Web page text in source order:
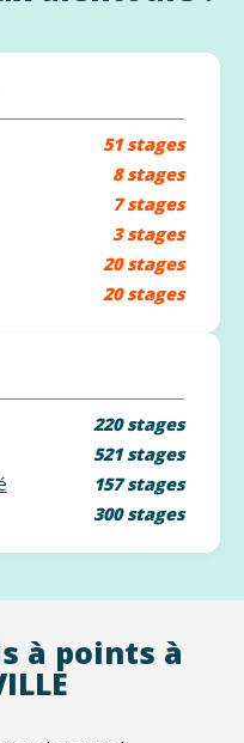
51 stages
8 stages
7 stages
3 stages
20 stages
20 stages
220 stages
521 stages
157 stages
300 stages
à points à